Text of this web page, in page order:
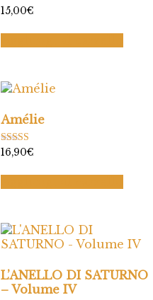
15,00€
Amélie
Valutato
5.00
16,90€
L’ANELLO DI SATURNO
– Volume IV